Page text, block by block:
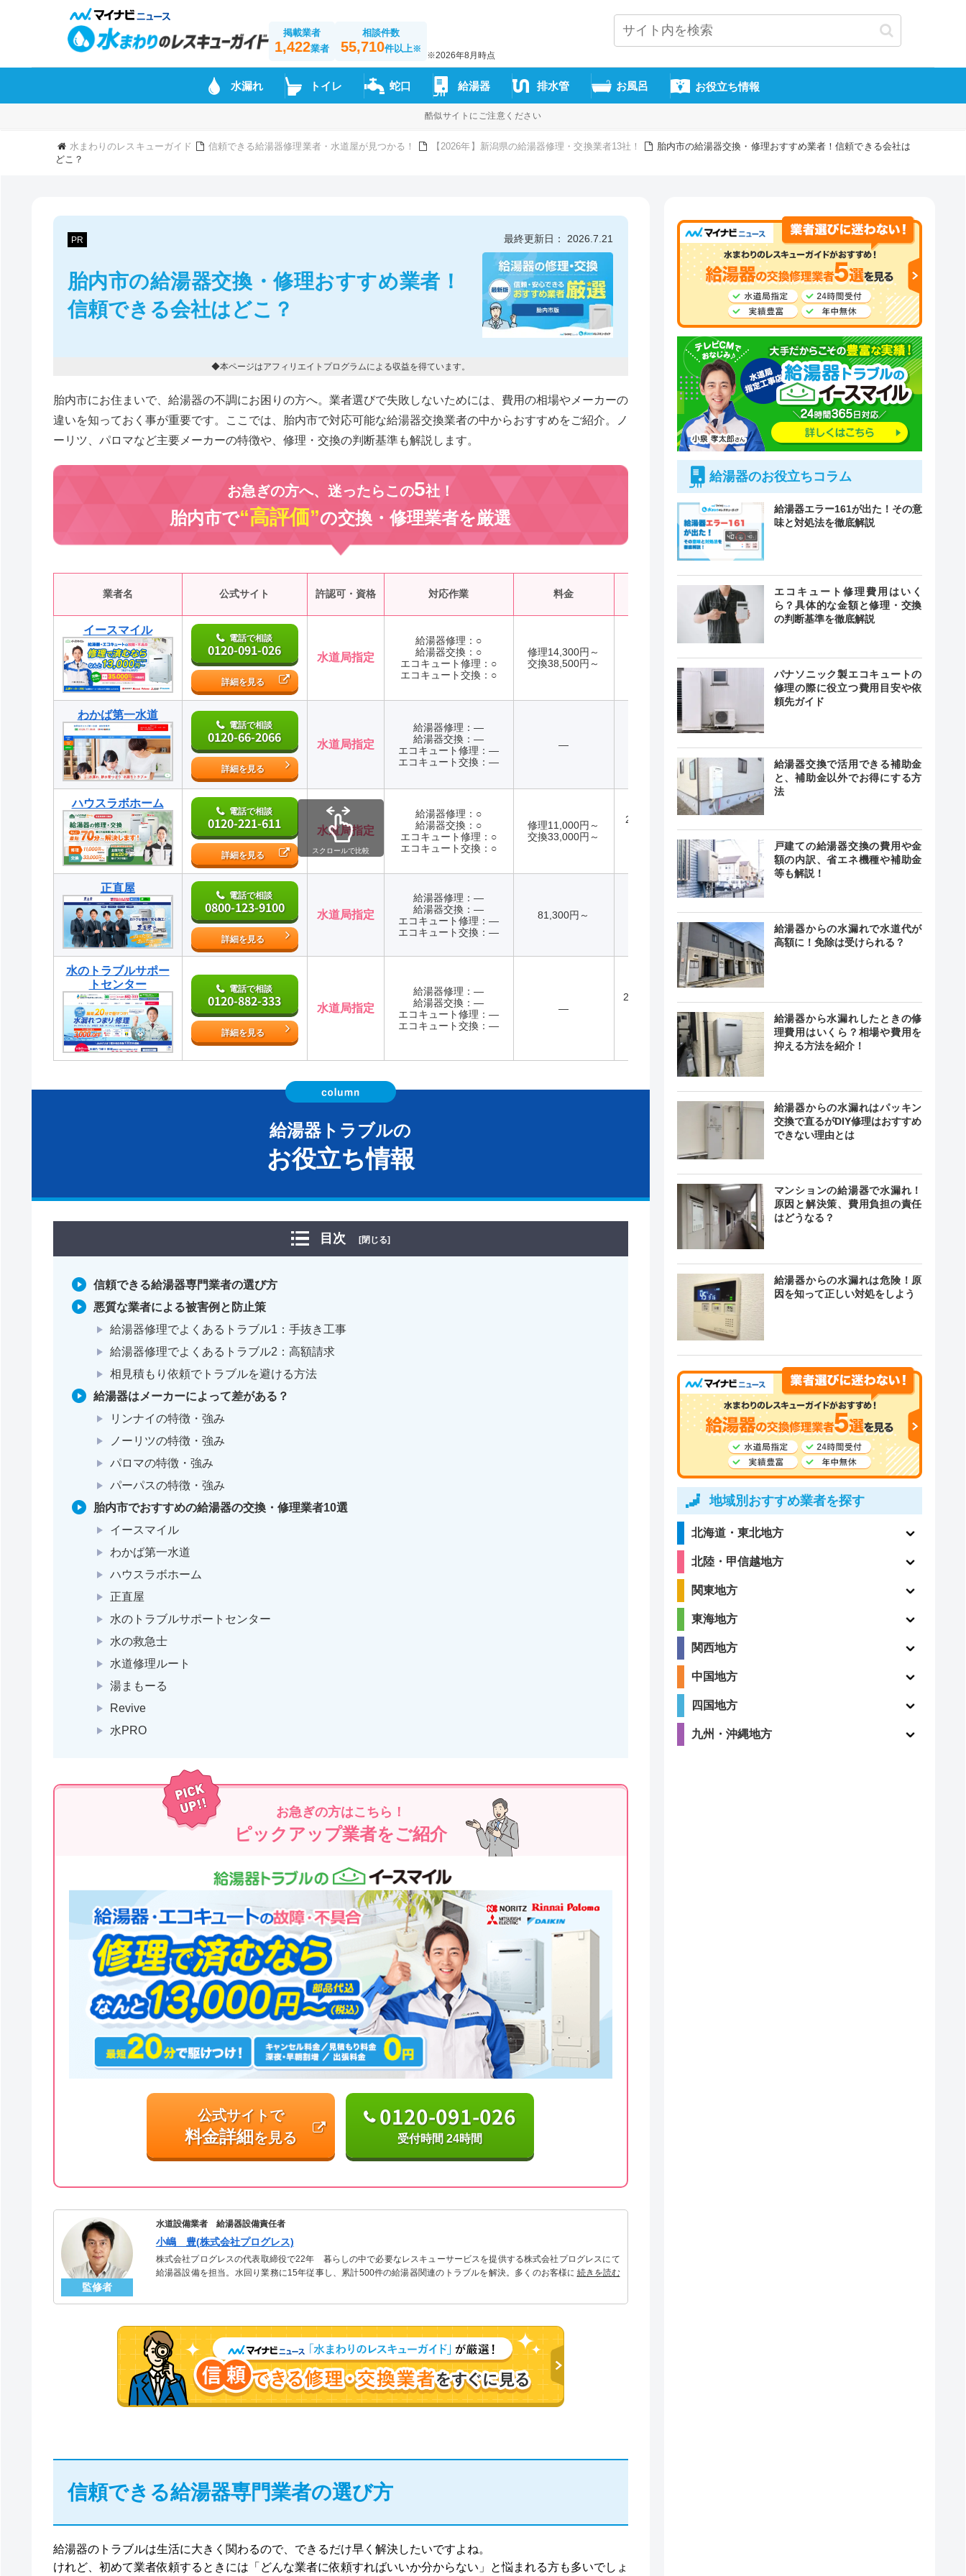
掲載業者
1,422業者
相談件数
55,710件以上※
※2026年8月時点
水漏れ トイレ 蛇口 給湯器 排水管 お風呂 お役立ち情報
酷似サイトにご注意ください
水まわりのレスキューガイド 信頼できる給湯器修理業者・水道屋が見つかる！ 【2026年】新潟県の給湯器修理・交換業者13社！
胎内市の給湯器交換・修理おすすめ業者！信頼できる会社は
どこ？
PR
胎内市の給湯器交換・修理おすすめ業者！
信頼できる会社はどこ？
最終更新日： 2026.7.21
◆本ページはアフィリエイトプログラムによる収益を得ています。
胎内市にお住まいで、給湯器の不調にお困りの方へ。業者選びで失敗しないためには、費用の相場やメーカーの
違いを知っておく事が重要です。ここでは、胎内市で対応可能な給湯器交換業者の中からおすすめをご紹介。ノ
ーリツ、パロマなど主要メーカーの特徴や、修理・交換の判断基準も解説します。
お急ぎの方へ、迷ったらこの5社！
胎内市で“高評価”の交換・修理業者を厳選
業者名 公式サイト 許認可・資格 対応作業 料金 緊急駆けつけ
イースマイル
電話で相談
0120-091-026
詳細を見る
水道局指定
給湯器修理：○
給湯器交換：○
エコキュート修理：○
エコキュート交換：○
修理14,300円～
交換38,500円～
最短20分
わかば第一水道
電話で相談
0120-66-2066
詳細を見る
水道局指定
給湯器修理：―
給湯器交換：―
エコキュート修理：―
エコキュート交換：―
― ―
ハウスラボホーム
電話で相談
0120-221-611
詳細を見る
水道局指定
給湯器修理：○
給湯器交換：○
エコキュート修理：○
エコキュート交換：○
修理11,000円～
交換33,000円～
24時間 年中
最短20分
正直屋
電話で相談
0800-123-9100
詳細を見る
水道局指定
給湯器修理：―
給湯器交換：―
エコキュート修理：―
エコキュート交換：―
81,300円～ 最短30分
水のトラブルサポー
トセンター
電話で相談
0120-882-333
詳細を見る
水道局指定
給湯器修理：―
給湯器交換：―
エコキュート修理：―
エコキュート交換：―
―
24時間365日
スクロールで比較
給湯器トラブルの
お役立ち情報
目次 [閉じる]
信頼できる給湯器専門業者の選び方
悪質な業者による被害例と防止策
給湯器修理でよくあるトラブル1：手抜き工事
給湯器修理でよくあるトラブル2：高額請求
相見積もり依頼でトラブルを避ける方法
給湯器はメーカーによって差がある？
リンナイの特徴・強み
ノーリツの特徴・強み
パロマの特徴・強み
パーパスの特徴・強み
胎内市でおすすめの給湯器の交換・修理業者10選
イースマイル
わかば第一水道
ハウスラボホーム
正直屋
水のトラブルサポートセンター
水の救急士
水道修理ルート
湯まもーる
Revive
水PRO
お急ぎの方はこちら！
ピックアップ業者をご紹介
公式サイトで
料金詳細を見る
0120-091-026
受付時間 24時間
監修者
水道設備業者 給湯器設備責任者
小嶋 豊(株式会社プログレス)
株式会社プログレスの代表取締役で22年 暮らしの中で必要なレスキューサービスを提供する株式会社プログレスにて
給湯器設備を担当。水回り業務に15年従事し、累計500件の給湯器関連のトラブルを解決。多くのお客様に信頼される
続きを読む
信頼できる給湯器専門業者の選び方
給湯器のトラブルは生活に大きく関わるので、できるだけ早く解決したいですよね。
けれど、初めて業者依頼するときには「どんな業者に依頼すればいいか分からない」と悩まれる方も多いでしょ
給湯器のお役立ちコラム
給湯器エラー161が出た！その意
味と対処法を徹底解説
エコキュート修理費用はいく
ら？具体的な金額と修理・交換
の判断基準を徹底解説
パナソニック製エコキュートの
修理の際に役立つ費用目安や依
頼先ガイド
給湯器交換で活用できる補助金
と、補助金以外でお得にする方
法
戸建ての給湯器交換の費用や金
額の内訳、省エネ機種や補助金
等も解説！
給湯器からの水漏れで水道代が
高額に！免除は受けられる？
給湯器から水漏れしたときの修
理費用はいくら？相場や費用を
抑える方法を紹介！
給湯器からの水漏れはパッキン
交換で直るがDIY修理はおすすめ
できない理由とは
マンションの給湯器で水漏れ！
原因と解決策、費用負担の責任
はどうなる？
給湯器からの水漏れは危険！原
因を知って正しい対処をしよう
地域別おすすめ業者を探す
北海道・東北地方
北陸・甲信越地方
関東地方
東海地方
関西地方
中国地方
四国地方
九州・沖縄地方